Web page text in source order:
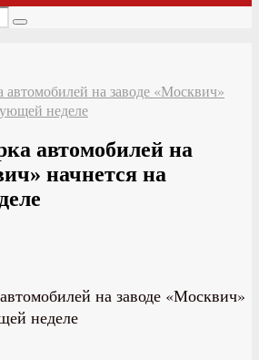
Поиск
на заводе «Москвич»
неделе
автомобилей на
начнется на